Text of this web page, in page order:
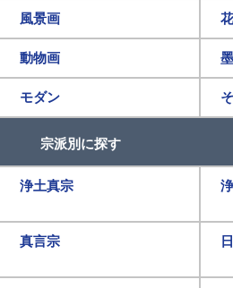
風景画
動物画
モダン
宗派別に探す
浄土真宗
真言宗